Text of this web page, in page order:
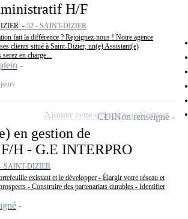
H/F
- 52 - SAINT-DIZIER
fait la différence ? Rejoignez-nous ! Notre agence
clients situé à Saint-Dizier, un(e) Assistant(e)
en charge...
en gestion de
H - G.E INTERPRO
SAINT-DIZIER
existant et le développer - Élargir votre réseau et
- Construire des partenariats durables - Identifier
CDINon renseigné
Ajouter cette offre à ma sélection